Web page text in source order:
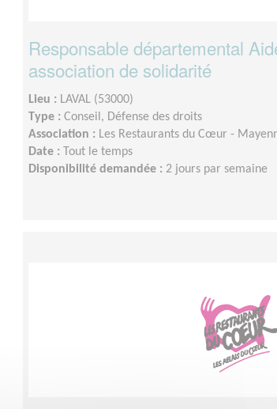
Responsable départemental
association de solidarité
Lieu : LAVAL (53000)
Type : Conseil, Défense des droits
Association : Les Restaurants du Cœur -
Date : Tout le temps
Disponibilité demandée : 2 jours par semaine